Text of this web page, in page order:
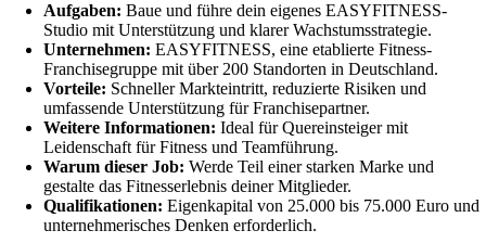
Aufgaben: Baue und führe dein eigenes EASYFITNESS-
Studio mit Unterstützung und klarer Wachstumsstrategie.
Unternehmen: EASYFITNESS, eine etablierte Fitness-
Franchisegruppe mit über 200 Standorten in Deutschland.
Vorteile: Schneller Markteintritt, reduzierte Risiken und
umfassende Unterstützung für Franchisepartner.
Weitere Informationen: Ideal für Quereinsteiger mit
Leidenschaft für Fitness und Teamführung.
Warum dieser Job: Werde Teil einer starken Marke und
gestalte das Fitnesserlebnis deiner Mitglieder.
Qualifikationen: Eigenkapital von 25.000 bis 75.000 Euro und
unternehmerisches Denken erforderlich.